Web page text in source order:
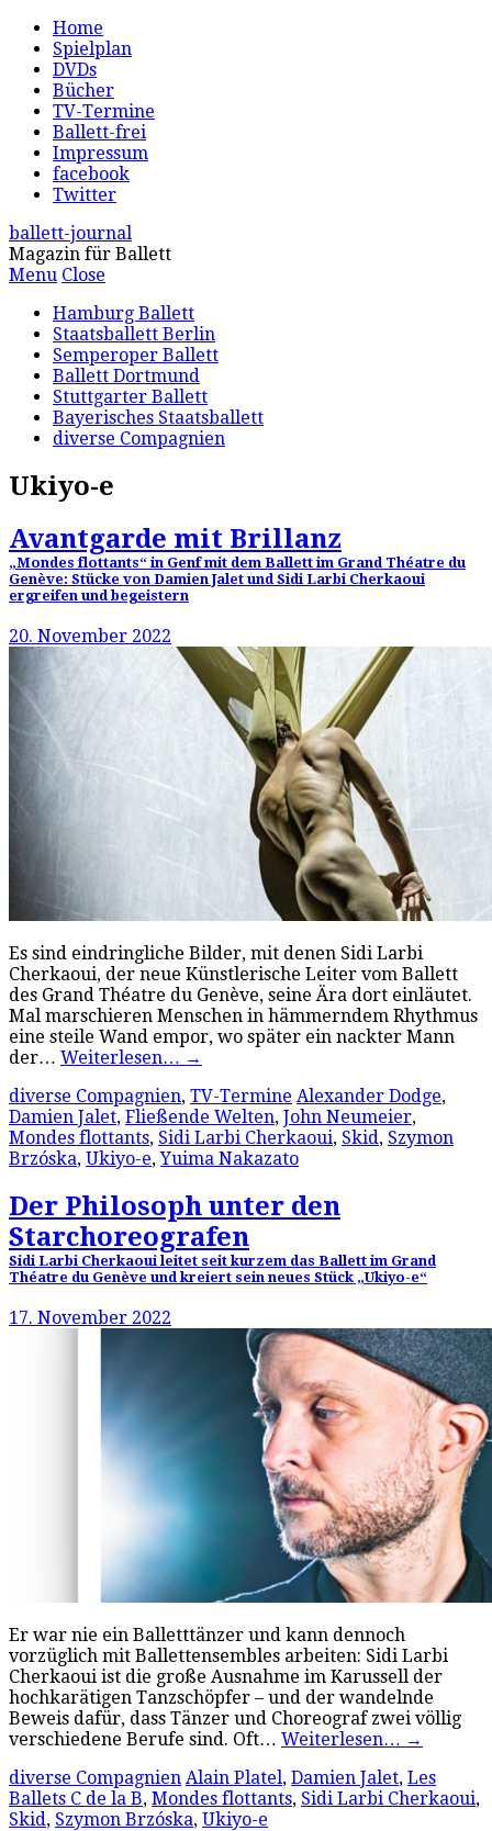
Home
Spielplan
DVDs
Bücher
TV-Termine
Ballett-frei
Impressum
facebook
Twitter
ballett-journal
Magazin für Ballett
Menu Close
Hamburg Ballett
Staatsballett Berlin
Semperoper Ballett
Ballett Dortmund
Stuttgarter Ballett
Bayerisches Staatsballett
diverse Compagnien
Ukiyo-e
Avantgarde mit Brillanz
„Mondes flottants“ in Genf mit dem Ballett im Grand Théatre du
Genève: Stücke von Damien Jalet und Sidi Larbi Cherkaoui
ergreifen und begeistern
20. November 2022
Es sind eindringliche Bilder, mit denen Sidi Larbi
Cherkaoui, der neue Künstlerische Leiter vom Ballett
des Grand Théatre du Genève, seine Ära dort einläutet.
Mal marschieren Menschen in hämmerndem Rhythmus
eine steile Wand empor, wo später ein nackter Mann
der… Weiterlesen… →
diverse Compagnien, TV-Termine Alexander Dodge,
Damien Jalet, Fließende Welten, John Neumeier,
Mondes flottants, Sidi Larbi Cherkaoui, Skid, Szymon
Brzóska, Ukiyo-e,Yuima Nakazato
Der Philosoph unter den
Starchoreografen
Sidi Larbi Cherkaoui leitet seit kurzem das Ballett im Grand
Théatre du Genève und kreiert sein neues Stück „Ukiyo-e“
17. November 2022
Er war nie ein Balletttänzer und kann dennoch
vorzüglich mit Ballettensembles arbeiten: Sidi Larbi
Cherkaoui ist die große Ausnahme im Karussell der
hochkarätigen Tanzschöpfer – und der wandelnde
Beweis dafür, dass Tänzer und Choreograf zwei völlig
verschiedene Berufe sind. Oft… Weiterlesen… →
diverse Compagnien Alain Platel, Damien Jalet, Les
Ballets C de la B, Mondes flottants, Sidi Larbi Cherkaoui,
Skid, Szymon Brzóska, Ukiyo-e